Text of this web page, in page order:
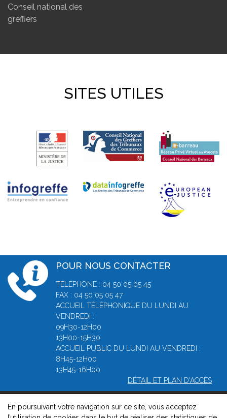
Conseil national des
greffiers
SITES UTILES
POUR NOUS CONTACTER
TÉLÉPHONE : 04 50 05 05 45
FAX : 04 50 05 05 47
ACCUEIL TÉLÉPHONIQUE DU LUNDI AU
VENDREDI :
09H30-12H00
13H00-15H30
ACCUEIL PUBLIC DU LUNDI AU VENDREDI :
8H45-12H00
13H45-16H00
DÉTAIL ET PLAN D'ACCÈS
© 2026, Greffe du Tribunal de Commerce d' Annecy -Mentions
En poursuivant votre navigation sur ce site, vous acceptez